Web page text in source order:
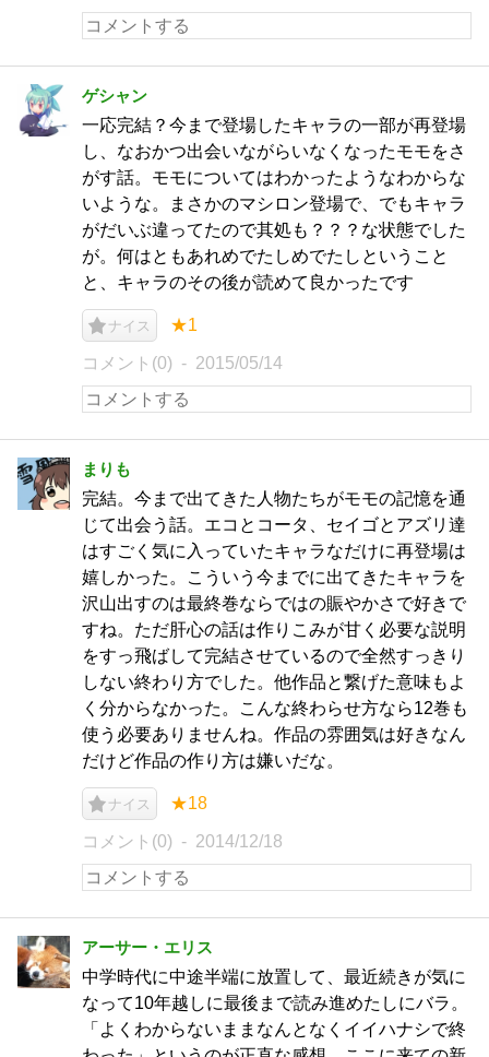
ゲシャン
一応完結？今まで登場したキャラの一部が再登場
し、なおかつ出会いながらいなくなったモモをさ
がす話。モモについてはわかったようなわからな
いような。まさかのマシロン登場で、でもキャラ
がだいぶ違ってたので其処も？？？な状態でした
が。何はともあれめでたしめでたしということ
と、キャラのその後が読めて良かったです
ナイス ★1
コメント(0) 2015/05/14
まりも
完結。今まで出てきた人物たちがモモの記憶を通
じて出会う話。エコとコータ、セイゴとアズリ達
はすごく気に入っていたキャラなだけに再登場は
嬉しかった。こういう今までに出てきたキャラを
沢山出すのは最終巻ならではの賑やかさで好きで
すね。ただ肝心の話は作りこみが甘く必要な説明
をすっ飛ばして完結させているので全然すっきり
しない終わり方でした。他作品と繋げた意味もよ
く分からなかった。こんな終わらせ方なら12巻も
使う必要ありませんね。作品の雰囲気は好きなん
だけど作品の作り方は嫌いだな。
ナイス ★18
コメント(0) 2014/12/18
アーサー・エリス
中学時代に中途半端に放置して、最近続きが気に
なって10年越しに最後まで読み進めたしにバラ。
「よくわからないままなんとなくイイハナシで終